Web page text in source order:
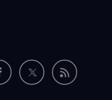
Nous
Flux